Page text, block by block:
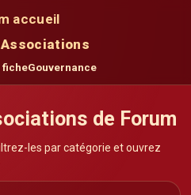
accueil
ficheGouvernance
de Forum
les par catégorie et ouvrez